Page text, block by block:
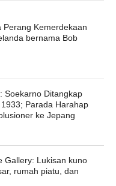
Perang Kemerdekaan
bernama Bob
Soekarno Ditangkap
Parada Harahap
ke Jepang
Gallery: Lukisan kuno
rumah piatu, dan